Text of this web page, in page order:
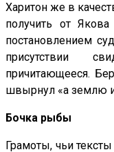
Харитон же в
получить от
постановлением
присутствии
причитающееся.
швырнул «а землю и
Бочка рыбы
Грамоты, чьи